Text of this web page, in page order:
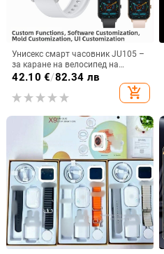
Унисекс смарт часовник JU105 –
за каране на велосипед на
открито и походи, крачкомер,
сърдечна честота и кислород в
кръвта, мониторинг на съня
42.10 €/82.34 лв
add_shopping_cart